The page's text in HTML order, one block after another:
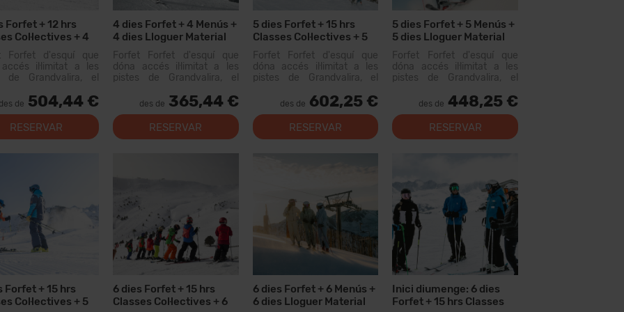
Forfet + 12 hrs
Col·lectives + 4
+ 4 dies Lloguer
Forfet d'esquí que
il·limitat a les
de Grandvalira, el
Amb aquest
podràs recórrer més
km de pistes, amb
per a tots els nivells,
des de 504,44 €
RESERVAR
4 dies Forfet + 4 Menús +
4 dies Lloguer Material
Forfet Forfet d'esquí que
dóna accés il·limitat a les
pistes de Grandvalira, el
dels Pirineus. Amb aquest
forfet podràs recórrer més
de 200 km de pistes, amb
opcions per a tots els nivells,
des de 365,44 €
RESERVAR
5 dies Forfet + 15 hrs
Classes Col·lectives + 5
Menús + 5 dies Lloguer
Material
Forfet Forfet d'esquí que
dóna accés il·limitat a les
pistes de Grandvalira, el
dels Pirineus. Amb aquest
forfet podràs recórrer més
de 200 km de pistes, amb
opcions per a tots els nivells,
des de 602,25 €
RESERVAR
5 dies Forfet + 5 Menús +
5 dies Lloguer Material
Forfet Forfet d'esquí que
dóna accés il·limitat a les
pistes de Grandvalira, el
dels Pirineus. Amb aquest
forfet podràs recórrer més
de 200 km de pistes, amb
opcions per a tots els nivells,
des de 448,25 €
RESERVAR
Forfet + 15 hrs
Col·lectives + 5
6 dies Forfet + 15 hrs
Classes Col·lectives + 6
6 dies Forfet + 6 Menús +
6 dies Lloguer Material
Inici diumenge: 6 dies
Forfet + 15 hrs Classes